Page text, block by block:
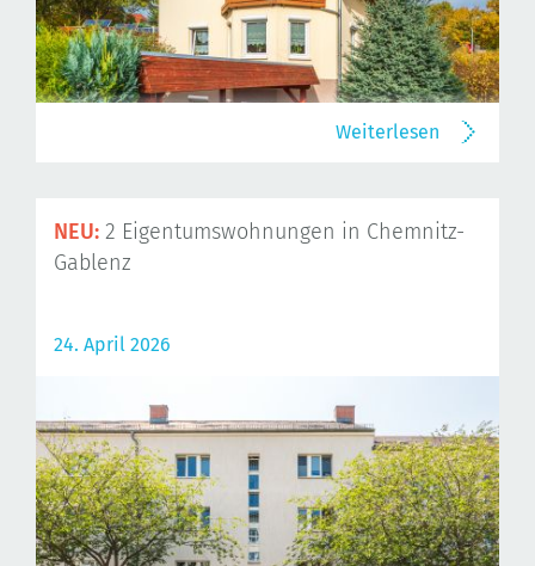
Weiterlesen
NEU: 2 Eigentumswohnungen in Chemnitz-
Gablenz
24. April 2026